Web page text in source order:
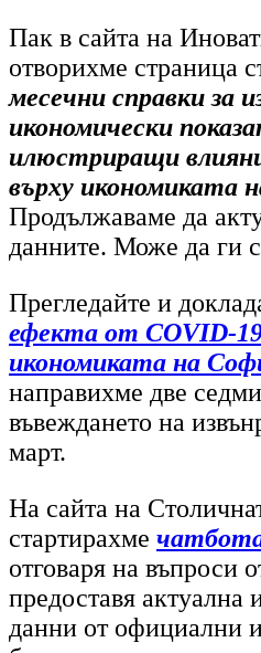
Пак в сайта на
отворихме страница
месечни справки за
икономически
илюстриращи
върху икономиката
Продължаваме да
данните. Може да ги
Прегледайте и
ефекта от COVID-
икономиката на
направихме две
въвеждането на
март.
На сайта на
стартирахме
отговаря на въпроси
предоставя
данни от официални